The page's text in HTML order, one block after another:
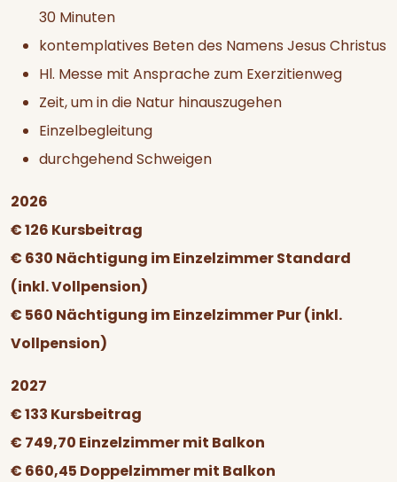
30 Minuten
kontemplatives Beten des Namens Jesus Christus
Hl. Messe mit Ansprache zum Exerzitienweg
Zeit, um in die Natur hinauszugehen
Einzelbegleitung
durchgehend Schweigen
2026
€ 126 Kursbeitrag
€ 630 Nächtigung im Einzelzimmer Standard
(inkl. Vollpension)
€ 560 Nächtigung im Einzelzimmer Pur (inkl.
Vollpension)
2027
€ 133 Kursbeitrag
€ 749,70 Einzelzimmer mit Balkon
€ 660,45 Doppelzimmer mit Balkon